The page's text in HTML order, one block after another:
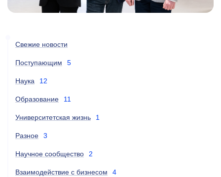
Свежие новости
Поступающим 5
Наука 12
Образование 11
Университетская жизнь 1
Разное 3
Научное сообщество 2
Взаимодействие с бизнесом 4